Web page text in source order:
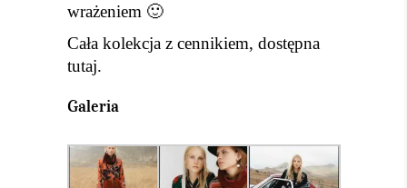
wrażeniem 🙂
Cała kolekcja z cennikiem, dostępna
tutaj.
Galeria